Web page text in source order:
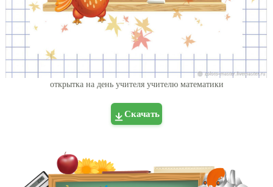
открытка на день учителя учителю математики
Скачать